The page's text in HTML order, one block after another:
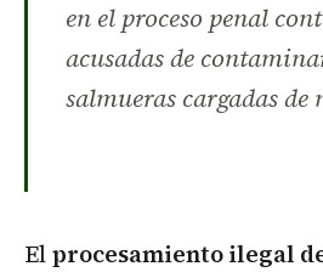
en el proceso penal
acusadas de
salmueras cargadas de
Elprocesamiento ilegal